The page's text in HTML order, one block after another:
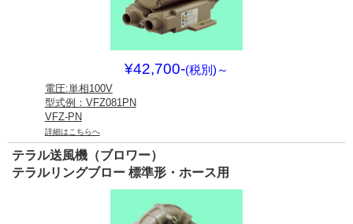
¥42,700-(税別) ～
電圧:単相100V
型式例：VFZ081PN
VFZ-PN
詳細はこちらへ
テラル送風機（ブロワー）
テラルリングブロー 標準形・ホース用